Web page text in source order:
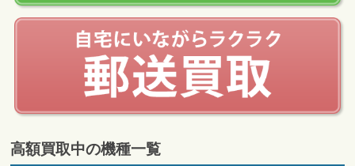
高額買取中の機種一覧